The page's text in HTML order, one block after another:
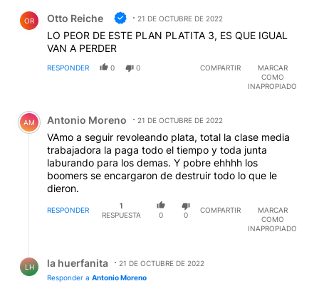
OR Otto Reiche 21 DE OCTUBRE DE 2022
LO PEOR DE ESTE PLAN PLATITA 3, ES QUE IGUAL
VAN A PERDER
RESPONDER 0 0 COMPARTIR
MARCAR
COMO
INAPROPIADO
Comentario de Antonio Moreno.
AM Antonio Moreno 21 DE OCTUBRE DE 2022
VAmo a seguir revoleando plata, total la clase media
trabajadora la paga todo el tiempo y toda junta
laburando para los demas. Y pobre ehhhh los
boomers se encargaron de destruir todo lo que le
dieron.
RESPONDER
1
RESPUESTA
0 0
COMPARTIR
MARCAR
COMO
INAPROPIADO
LH la huerfanita
21 DE OCTUBRE DE 2022
Responder a Antonio Moreno